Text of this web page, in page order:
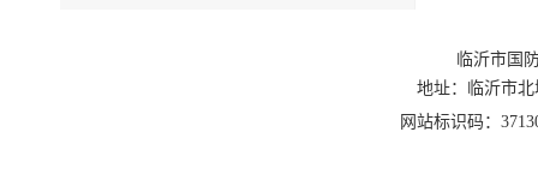
临沂市国
地址：临沂市
网站标识码：